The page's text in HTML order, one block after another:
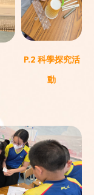
P.2 科學探究活
動